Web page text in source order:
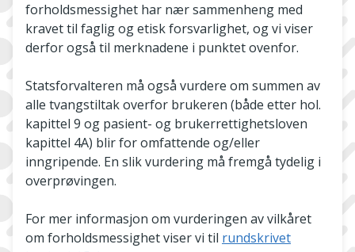
forholdsmessighet har nær sammenheng med
kravet til faglig og etisk forsvarlighet, og vi viser
derfor også til merknadene i punktet ovenfor.
Statsforvalteren må også vurdere om summen av
alle tvangstiltak overfor brukeren (både etter hol.
kapittel 9 og pasient- og brukerrettighetsloven
kapittel 4A) blir for omfattende og/eller
inngripende. En slik vurdering må fremgå tydelig i
overprøvingen.
For mer informasjon om vurderingen av vilkåret
om forholdsmessighet viser vi til rundskrivet